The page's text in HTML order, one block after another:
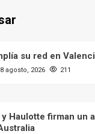
su red en
8 agosto, 2026 211
Haulotte firman un